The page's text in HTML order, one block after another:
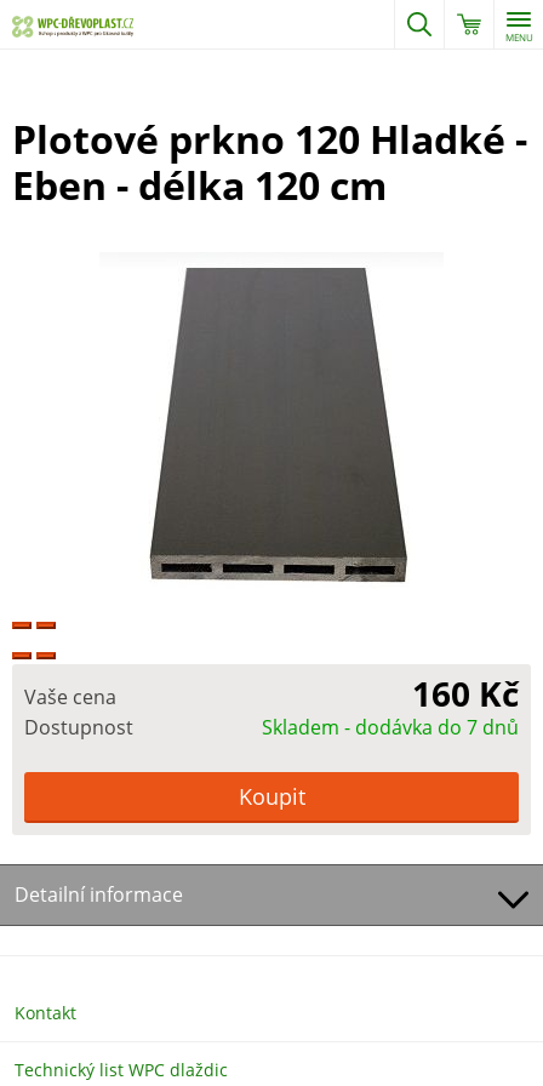
MENU
Plotové prkno 120 Hladké -
Eben - délka 120 cm
Vaše cena 160 Kč
Dostupnost Skladem - dodávka do 7 dnů
Detailní informace
Kontakt
Technický list WPC dlaždic